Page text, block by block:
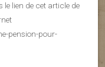
le lien de cet article de
pension-pour-